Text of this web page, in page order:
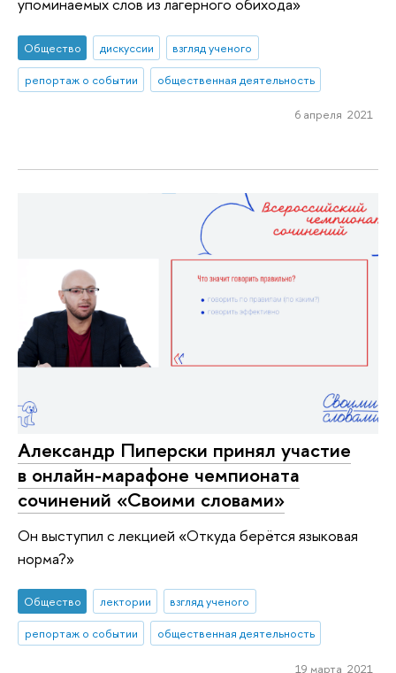
упоминаемых слов из лагерного обихода»
Общество дискуссии
взгляд ученого
репортаж о событии
общественная деятельность
6 апреля 2021
Александр Пиперски принял участие
в онлайн-марафоне чемпионата
сочинений «Своими словами»
Он выступил с лекцией «Откуда берётся языковая
норма?»
Общество лектории
взгляд ученого
репортаж о событии
общественная деятельность
19 марта 2021